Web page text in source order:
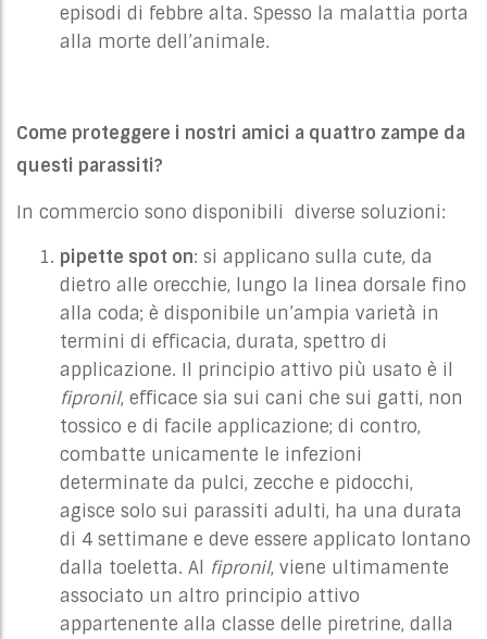
episodi di febbre alta. Spesso la malattia porta
alla morte dell’animale.
Come proteggere i nostri amici a quattro zampe da
questi parassiti?
In commercio sono disponibili diverse soluzioni:
pipette spot on: si applicano sulla cute, da
dietro alle orecchie, lungo la linea dorsale fino
alla coda; è disponibile un’ampia varietà in
termini di efficacia, durata, spettro di
applicazione. Il principio attivo più usato è il
fipronil, efficace sia sui cani che sui gatti, non
tossico e di facile applicazione; di contro,
combatte unicamente le infezioni
determinate da pulci, zecche e pidocchi,
agisce solo sui parassiti adulti, ha una durata
di 4 settimane e deve essere applicato lontano
dalla toeletta. Al fipronil, viene ultimamente
associato un altro principio attivo
appartenente alla classe delle piretrine, dalla